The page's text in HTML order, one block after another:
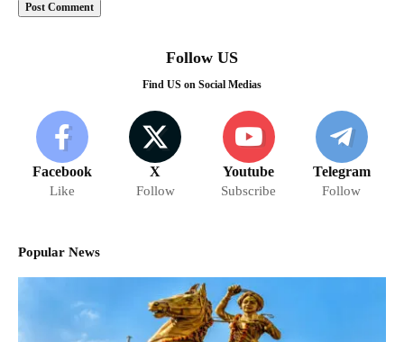
Follow US
Find US on Social Medias
Facebook
Like
X
Follow
Youtube
Subscribe
Telegram
Follow
Popular News